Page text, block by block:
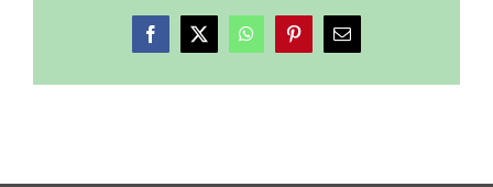
Facebook
X WhatsAppPinterestCorreo